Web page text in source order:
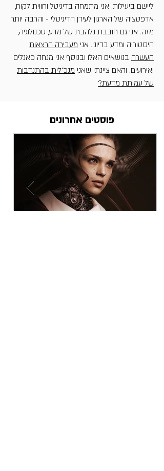
ליישם ביעילות. אני מתמחה בדיגיטל וחווית לקוח,
אדפטציה של הארגון לעידן הדיגיטלי - והרבה יותר
מזה. אני גם חובבת נלהבת של מדע, טכנולוגיה,
היסטוריה ומדע בדיוני. אני מעבירה הרצאות
העשרה בנושאים האלו ובנוסף אני מנחה פאנלים
ואירועים. והאם ציינתי שאני מנכ"לית בהתנדבות
של עמותת מדעת?
פוסטים אחרונים